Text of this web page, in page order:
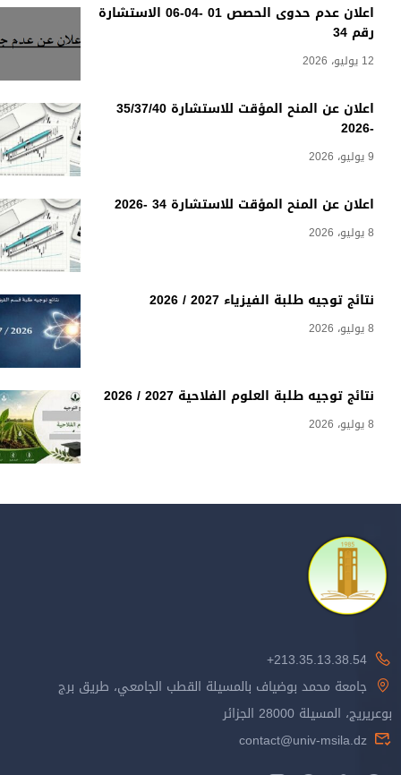
اعلان عدم حدوى الحصص 01 -04-06 الاستشارة
رقم 34
12 يوليو، 2026
اعلان عن المنح المؤقت للاستشارة 35/37/40
-2026
9 يوليو، 2026
اعلان عن المنح المؤقت للاستشارة 34 -2026
8 يوليو، 2026
نتائج توجيه طلبة الفيزياء 2027 / 2026
8 يوليو، 2026
نتائج توجيه طلبة العلوم الفلاحية 2027 / 2026
8 يوليو، 2026
213.35.13.38.54+
جامعة محمد بوضياف بالمسيلة القطب الجامعي، طريق برج
بوعريريج، المسيلة 28000 الجزائر
contact@univ-msila.dz